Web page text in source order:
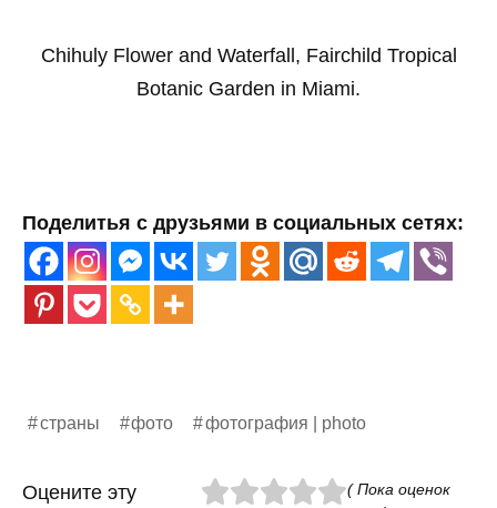
Chihuly Flower and Waterfall, Fairchild Tropical
Botanic Garden in Miami.
Поделитья с друзьями в социальных сетях:
страны фото фотография | photo
Оцените эту
( Пока оценок